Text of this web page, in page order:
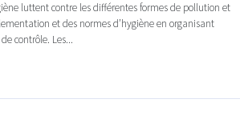
luttent contre les différentes formes de pollution et
et des normes d’hygiène en organisant
contrôle. Les...